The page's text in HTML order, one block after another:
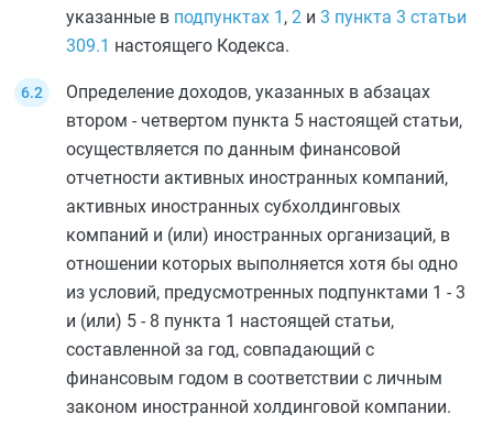
указанные в подпунктах 1 , 2 и 3 пункта 3 статьи
309.1 настоящего Кодекса.
Определение доходов, указанных в абзацах
втором - четвертом пункта 5 настоящей статьи,
осуществляется по данным финансовой
отчетности активных иностранных компаний,
активных иностранных субхолдинговых
компаний и (или) иностранных организаций, в
отношении которых выполняется хотя бы одно
из условий, предусмотренных подпунктами 1 - 3
и (или) 5 - 8 пункта 1 настоящей статьи,
составленной за год, совпадающий с
финансовым годом в соответствии с личным
законом иностранной холдинговой компании.